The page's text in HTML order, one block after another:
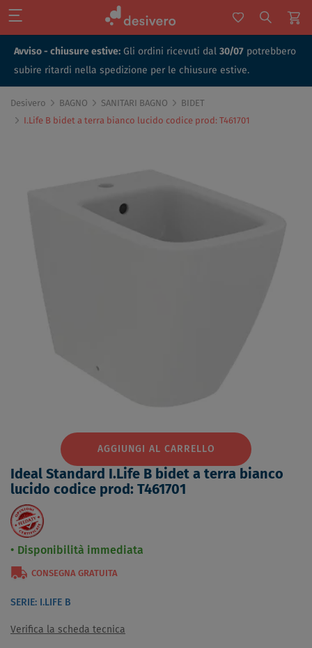
Avviso - chiusure estive: Gli ordini ricevuti dal 30/07 potrebbero
subire ritardi nella spedizione per le chiusure estive.
Desivero BAGNO SANITARI BAGNO
BIDET
I.Life B bidet a terra bianco lucido codice prod: T461701
AGGIUNGI AL CARRELLO
Ideal Standard I.Life B bidet a terra bianco
lucido codice prod: T461701
Disponibilità immediata
CONSEGNA GRATUITA
SERIE: I.LIFE B
Verifica la scheda tecnica